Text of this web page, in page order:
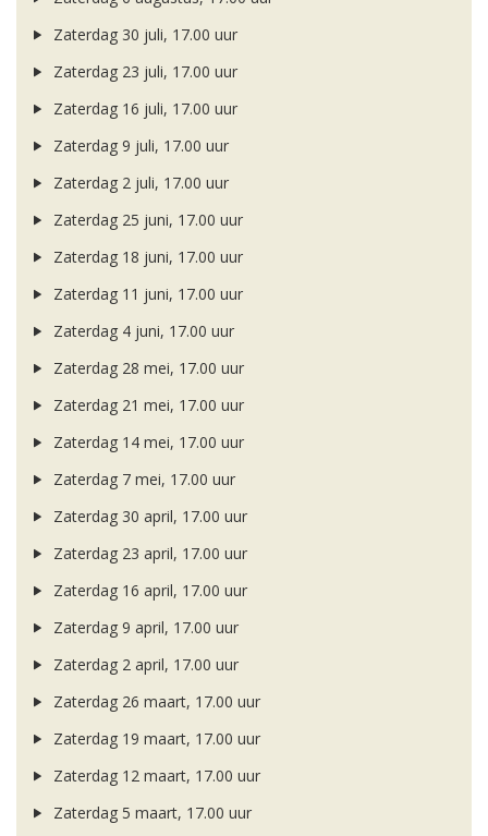
Zaterdag 30 juli, 17.00 uur
Zaterdag 23 juli, 17.00 uur
Zaterdag 16 juli, 17.00 uur
Zaterdag 9 juli, 17.00 uur
Zaterdag 2 juli, 17.00 uur
Zaterdag 25 juni, 17.00 uur
Zaterdag 18 juni, 17.00 uur
Zaterdag 11 juni, 17.00 uur
Zaterdag 4 juni, 17.00 uur
Zaterdag 28 mei, 17.00 uur
Zaterdag 21 mei, 17.00 uur
Zaterdag 14 mei, 17.00 uur
Zaterdag 7 mei, 17.00 uur
Zaterdag 30 april, 17.00 uur
Zaterdag 23 april, 17.00 uur
Zaterdag 16 april, 17.00 uur
Zaterdag 9 april, 17.00 uur
Zaterdag 2 april, 17.00 uur
Zaterdag 26 maart, 17.00 uur
Zaterdag 19 maart, 17.00 uur
Zaterdag 12 maart, 17.00 uur
Zaterdag 5 maart, 17.00 uur